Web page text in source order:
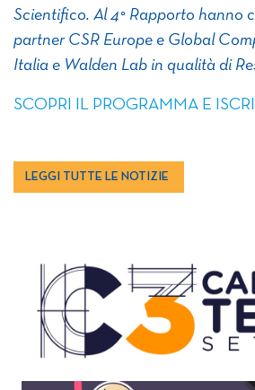
Scientifico. Al 4° Rapporto hanno
partner CSR Europe e Global
Italia e Walden Lab in qualità di
SCOPRI IL PROGRAMMA E
LEGGI TUTTE LE NOTIZIE